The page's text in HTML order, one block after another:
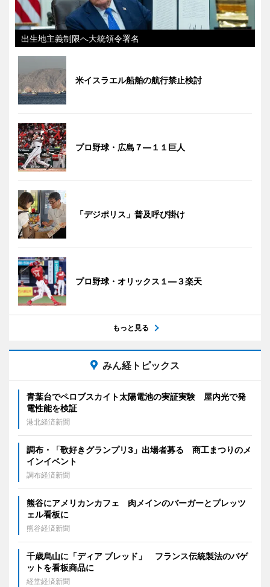
出生地主義制限へ大統領令署名
米イスラエル船舶の航行禁止検討
プロ野球・広島７―１１巨人
「デジポリス」普及呼び掛け
プロ野球・オリックス１―３楽天
もっと見る
みん経トピックス
青葉台でペロブスカイト太陽電池の実証実験 屋内光で発
電性能を検証
港北経済新聞
調布・「歌好きグランプリ3」出場者募る 商工まつりのメ
インイベント
調布経済新聞
熊谷にアメリカンカフェ 肉メインのバーガーとプレッツ
ェル看板に
熊谷経済新聞
千歳烏山に「ディア ブレッド」 フランス伝統製法のバゲ
ットを看板商品に
経堂経済新聞